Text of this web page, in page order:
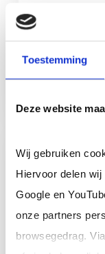
Toestemming
Deze website
Wij gebruiken
Hiervoor delen
Google en
onze partners
browsegedrag.
voor u
Ik
Je